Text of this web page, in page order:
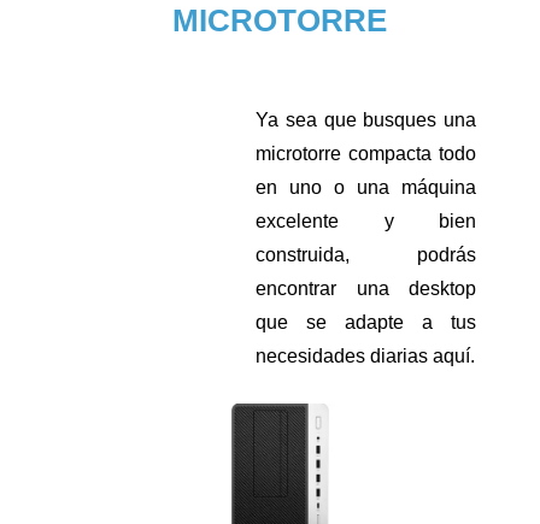
MICROTORRE
Ya sea que busques una
microtorre compacta todo
en uno o una máquina
excelente y bien
construida, podrás
encontrar una desktop
que se adapte a tus
necesidades diarias aquí.